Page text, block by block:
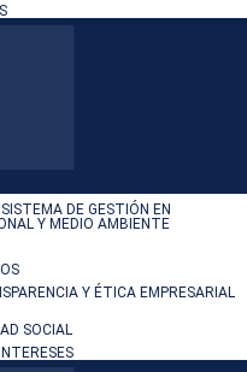
DE GESTIÓN EN
Y MEDIO AMBIENTE
Y ÉTICA EMPRESARIAL
SOCIAL